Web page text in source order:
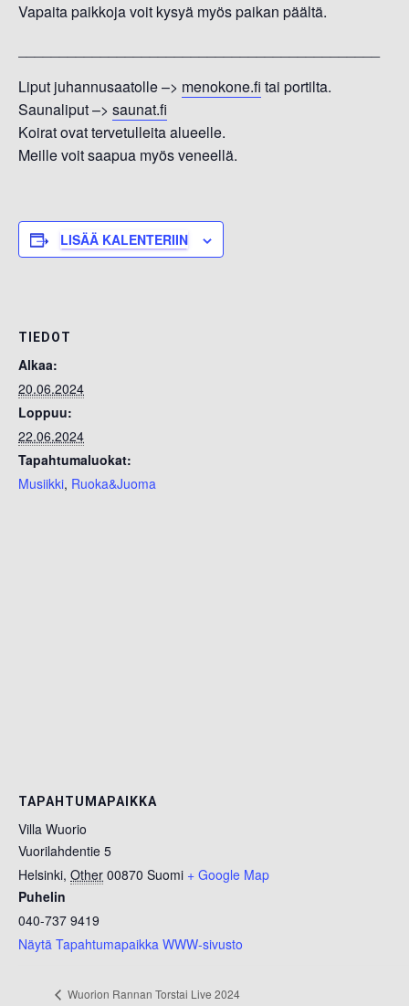
Vapaita paikkoja voit kysyä myös paikan päältä.
Liput juhannusaatolle –> menokone.fi tai portilta.
Saunaliput –> saunat.fi
Koirat ovat tervetulleita alueelle.
Meille voit saapua myös veneellä.
LISÄÄ KALENTERIIN
TIEDOT
Alkaa:
20.06.2024
Loppuu:
22.06.2024
Tapahtumaluokat:
Musiikki, Ruoka&Juoma
TAPAHTUMAPAIKKA
Villa Wuorio
Vuorilahdentie 5
Helsinki, Other 00870 Suomi + Google Map
Puhelin
040-737 9419
Näytä Tapahtumapaikka WWW-sivusto
Wuorion Rannan Torstai Live 2024